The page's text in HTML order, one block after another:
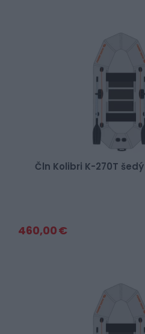
Čln Kolibri K-270T
460,00 €